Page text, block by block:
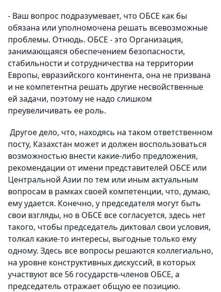
- Ваш вопрос подразумевает, что ОБСЕ как бы
обязана или уполномочена решать всевозможные
проблемы. Отнюдь. ОБСЕ - это Организация,
занимающаяся обеспечением безопасности,
стабильности и сотрудничества на территории
Европы, евразийского континента, она не призвана
и не компетентна решать другие несвойственные
ей задачи, поэтому не надо слишком
преувеличивать ее роль.
Другое дело, что, находясь на таком ответственном
посту, Казахстан может и должен воспользоваться
возможностью внести какие-либо предложения,
рекомендации от имени представителей ОБСЕ или
Центральной Азии по тем или иным актуальным
вопросам в рамках своей компетенции, что, думаю,
ему удается. Конечно, у председателя могут быть
свои взгляды, но в ОБСЕ все согласуется, здесь нет
такого, чтобы председатель диктовал свои условия,
толкал какие-то интересы, выгодные только ему
одному. Здесь все вопросы решаются коллегиально,
на уровне конструктивных дискуссий, в которых
участвуют все 56 государств-членов ОБСЕ, а
председатель отражает общую ее позицию.